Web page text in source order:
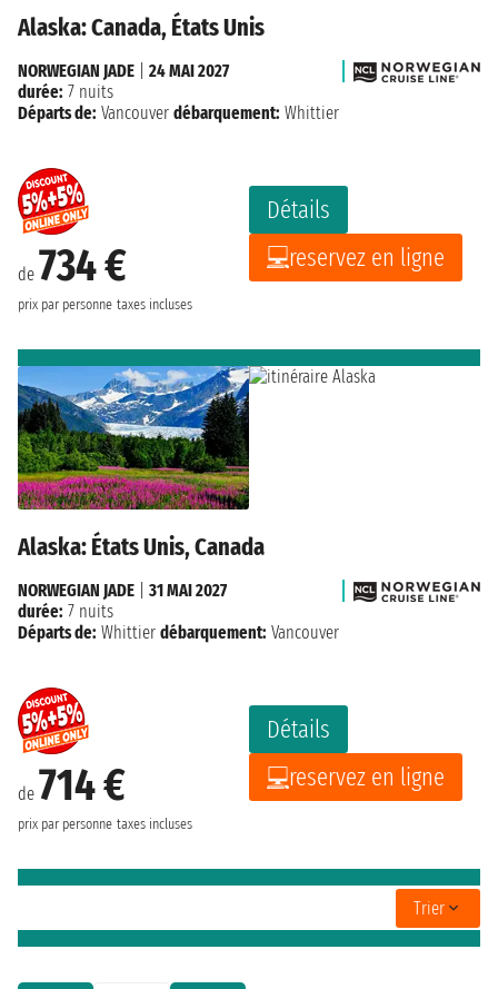
Alaska: Canada, États Unis
de 734 €
prix par personne taxes incluses
Détails
reservez en ligne
NORWEGIAN JADE
24 MAI 2027
durée: 7 nuits
Départs de: Vancouver débarquement: Whittier
Alaska: États Unis, Canada
de 714 €
prix par personne taxes incluses
Détails
reservez en ligne
NORWEGIAN JADE
31 MAI 2027
durée: 7 nuits
Départs de: Whittier débarquement: Vancouver
Trier